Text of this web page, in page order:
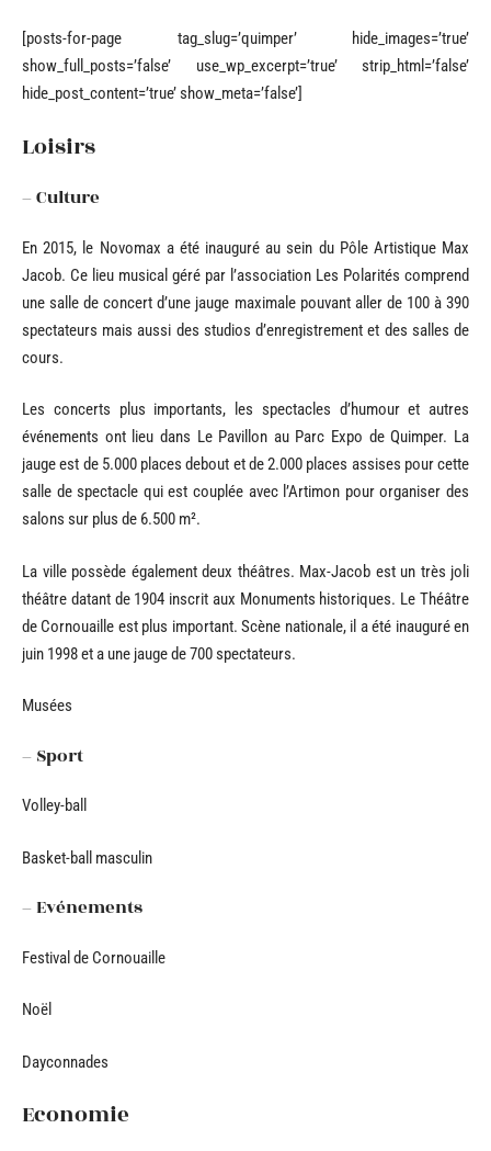
[posts-for-page tag_slug=’quimper’ hide_images=’true’
show_full_posts=’false’ use_wp_excerpt=’true’ strip_html=’false’
hide_post_content=’true’ show_meta=’false’]
Loisirs
– Culture
En 2015, le Novomax a été inauguré au sein du Pôle Artistique Max
Jacob. Ce lieu musical géré par l’association Les Polarités comprend
une salle de concert d’une jauge maximale pouvant aller de 100 à 390
spectateurs mais aussi des studios d’enregistrement et des salles de
cours.
Les concerts plus importants, les spectacles d’humour et autres
événements ont lieu dans Le Pavillon au Parc Expo de Quimper. La
jauge est de 5.000 places debout et de 2.000 places assises pour cette
salle de spectacle qui est couplée avec l’Artimon pour organiser des
salons sur plus de 6.500 m².
La ville possède également deux théâtres. Max-Jacob est un très joli
théâtre datant de 1904 inscrit aux Monuments historiques. Le Théâtre
de Cornouaille est plus important. Scène nationale, il a été inauguré en
juin 1998 et a une jauge de 700 spectateurs.
Musées
– Sport
Volley-ball
Basket-ball masculin
– Evénements
Festival de Cornouaille
Noël
Dayconnades
Economie